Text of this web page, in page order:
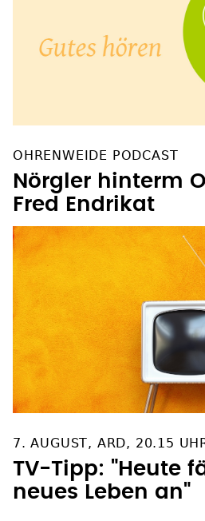
Nörgler hinterm
Fred Endrikat
TV-Tipp: "Heute
neues Leben an"